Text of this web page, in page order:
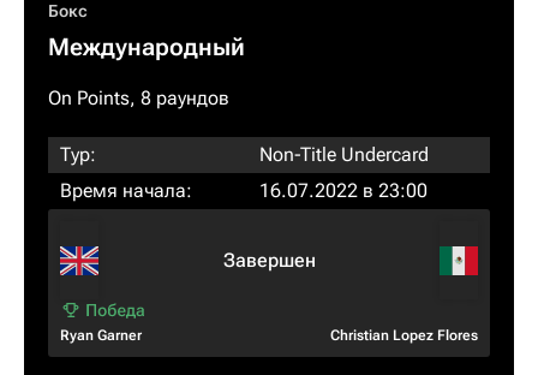
Бокс
Международный
On Points, 8 раундов
Тур:
Non-Title Undercard
Время начала:
16.07.2022 в 23:00
Ryan Garner
Завершен
Christian Lopez Flores